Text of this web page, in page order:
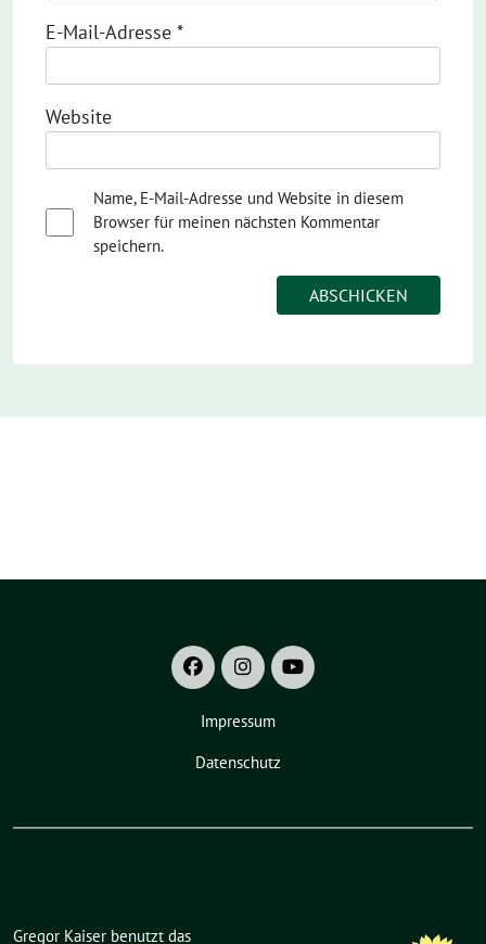
E-Mail-Adresse *
Website
Name, E-Mail-Adresse und Website in diesem
Browser für meinen nächsten Kommentar
speichern.
Impressum
Datenschutz
Gregor Kaiser benutzt das